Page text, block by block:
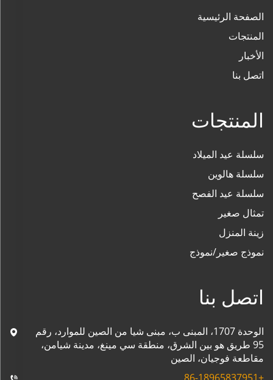
الصفحة الرئيسية
المنتجات
الأخبار
اتصل بنا
المنتجات
سلسلة عيد الميلاد
سلسلة هالوين
سلسلة عيد الفصح
تمثال صغير
زينة المنزل
نموذج صغير/نموذج
اتصل بنا
الوحدة 1707، المبنى ب، مبنى شيا من الصين للموارد، رقم
95 طريق هو بين الشرق، منطقة سي مينغ، مدينة شيامن،
مقاطعة فوجيان، الصين